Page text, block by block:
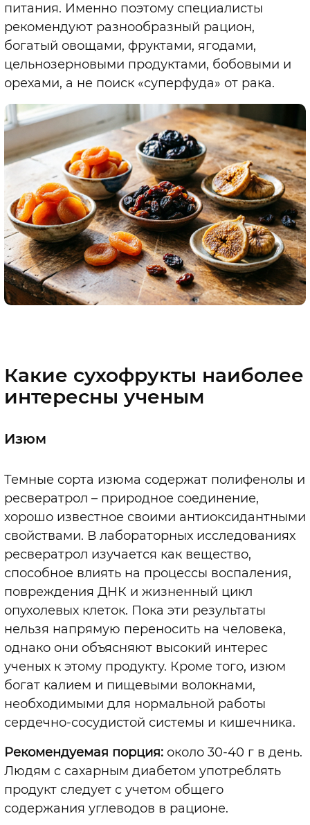
питания. Именно поэтому специалисты
рекомендуют разнообразный рацион,
богатый овощами, фруктами, ягодами,
цельнозерновыми продуктами, бобовыми и
орехами, а не поиск «суперфуда» от рака.
Какие сухофрукты наиболее
интересны ученым
Изюм
Темные сорта изюма содержат полифенолы и
ресвератрол – природное соединение,
хорошо известное своими антиоксидантными
свойствами. В лабораторных исследованиях
ресвератрол изучается как вещество,
способное влиять на процессы воспаления,
повреждения ДНК и жизненный цикл
опухолевых клеток. Пока эти результаты
нельзя напрямую переносить на человека,
однако они объясняют высокий интерес
ученых к этому продукту. Кроме того, изюм
богат калием и пищевыми волокнами,
необходимыми для нормальной работы
сердечно-сосудистой системы и кишечника.
Рекомендуемая порция: около 30-40 г в день.
Людям с сахарным диабетом употреблять
продукт следует с учетом общего
содержания углеводов в рационе.